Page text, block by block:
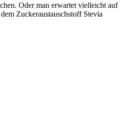
Oder man erwartet vielleicht auf
Zuckeraustauschstoff Stevia